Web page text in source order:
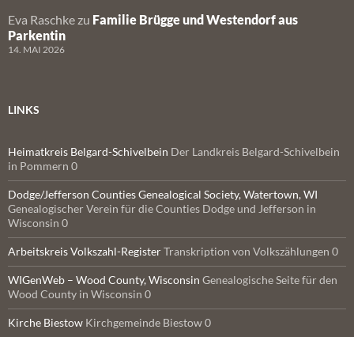
Eva Raschke zu Familie Brügge und Westendorf aus
Parkentin
14. MAI 2026
LINKS
Heimatkreis Belgard-Schivelbein Der Landkreis Belgard-Schivelbein
in Pommern 0
Dodge/Jefferson Counties Genealogical Society, Watertown, WI
Genealogischer Verein für die Counties Dodge und Jefferson in
Wisconsin 0
Arbeitskreis Volkszahl-RegisterTranskription von Volkszählungen 0
WIGenWeb – Wood County, Wisconsin Genealogische Seite für den
Wood County in Wisconsin 0
Kirche Biestow Kirchgemeinde Biestow 0